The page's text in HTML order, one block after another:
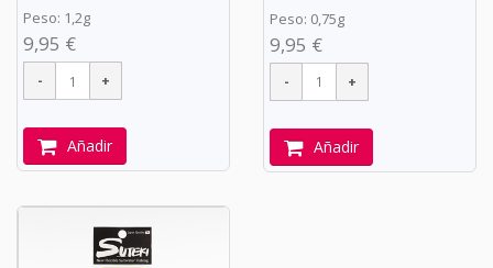
Peso: 1,2g
9,95 €
Añadir
Peso: 0,75g
9,95 €
Añadir